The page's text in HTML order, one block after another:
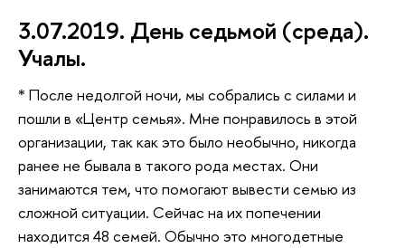
3.07.2019. День седьмой (среда).
Учалы.
* После недолгой ночи, мы собрались с силами и
пошли в «Центр семья». Мне понравилось в этой
организации, так как это было необычно, никогда
ранее не бывала в такого рода местах. Они
занимаются тем, что помогают вывести семью из
сложной ситуации. Сейчас на их попечении
находится 48 семей. Обычно это многодетные